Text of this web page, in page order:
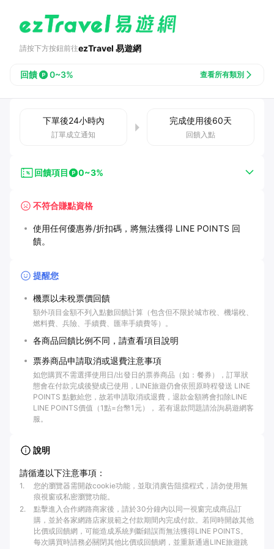
請按下方按鈕前往ezTravel 易遊網
回饋 0~3% 查看所有類別
下單後24小時內
訂單成立通知
完成使用後60天
回饋入點
回饋項目 0~3%
不符合賺點資格
使用任何優惠券/折扣碼，將無法獲得 LINE POINTS 回
饋。
提醒您
機票以未稅票價回饋
額外項目金額不列入點數回饋計算（包含但不限於城市稅、機場稅、
燃料費、兵險、手續費、匯率手續費等）。
各商品回饋比例不同，請查看項目說明
票券商品申請取消或退費注意事項
如您購買不需選擇使用日/出發日的票券商品（如：餐券），訂單狀
態會在付款完成後變成已使用，LINE旅遊仍會依照原時程發送 LINE
POINTS 點數給您，故若申請取消或退費，退款金額將會扣除LINE
LINE POINTS價值（1點=台幣1元）， 若有退款問題請洽詢易遊網客
服。
說明
請循遵以下注意事項：
1.
您的瀏覽器需開啟cookie功能，並取消廣告阻擋程式，請勿使用無
痕視窗或私密瀏覽功能。
2.
點擊進入合作網路商家後，請於30分鐘內以同一視窗完成商品訂
購，並於各家網路店家規範之付款期間內完成付款。若同時開啟其他
比價或回饋網，可能造成系統判斷錯誤而無法獲得LINE POINTS。
每次購買時請務必關閉其他比價或回饋網，並重新通過LINE旅遊跳